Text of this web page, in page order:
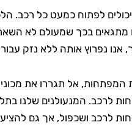
יכולים לפתוח כמעט כל רכב.
מתגאים בכך שמעולם לא
אנו נפרוץ אותה ללא נזק
המפתחות, אל תגררו את
לרכב. המנעולנים שלנו
לרכב ושכפול, אך גם